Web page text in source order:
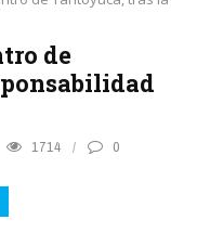
de
1714 0